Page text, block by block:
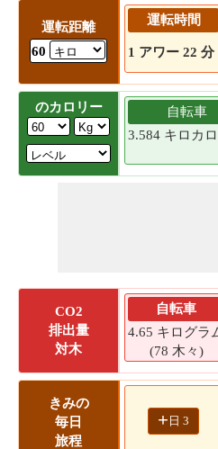
運転距離
60
運転時間
1 アワー 22 分
のカロリー
自転車
3.584 キロカ
CO2
排出量
対木
自転車
4.65 キログラ
(78 木々)
きみの
毎日
旅程
+ 日 3